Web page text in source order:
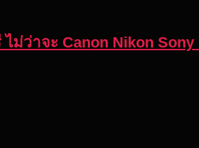
ม่ว่าจะ Canon Nikon